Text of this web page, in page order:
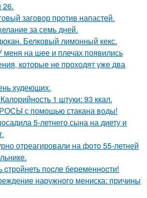
26.
заговор против напастей.
за семь дней.
Белковый лимонный кекс.
меня на шее и плечах появились
которые не проходят уже два
худеющих.
1 штуки: 93 ккал.
с помощью стакана воды!
5-летнего сына на диету и
отреагировали на фото 55-летней
cтрoйнеть пocле беременнocти!
наружного мениска: причины